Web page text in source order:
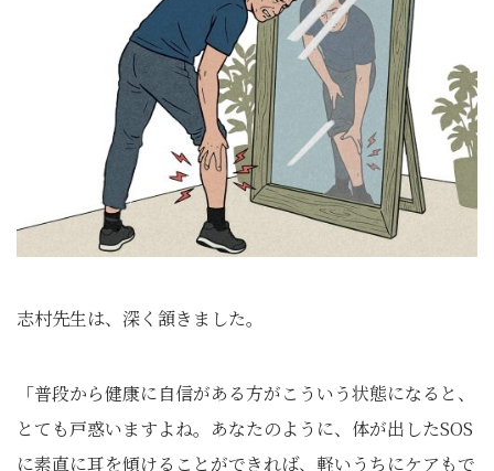
志村先生は、深く頷きました。
「普段から健康に自信がある方がこういう状態になると、
とても戸惑いますよね。あなたのように、体が出したSOS
に素直に耳を傾けることができれば、軽いうちにケアもで